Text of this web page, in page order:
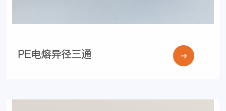
PE电熔异径三通